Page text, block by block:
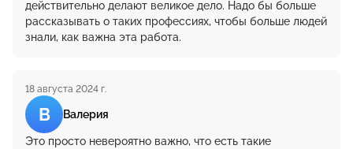
действительно делают великое дело. Надо бы больше
рассказывать о таких профессиях, чтобы больше людей
знали, как важна эта работа.
В Валерия
18 августа 2024 г.
Это просто невероятно важно, что есть такие